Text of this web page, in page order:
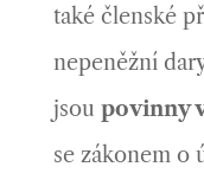
také členské
nepeněžní
jsou povinny
se zákonem o